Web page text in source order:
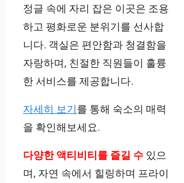
정글 속에 자리 잡은 이곳은 조용
하고 평화로운 분위기를 선사합
니다. 객실은 편안함과 청결함을
자랑하며, 친절한 직원들이 훌륭
한 서비스를 제공합니다.
자세히 보기를 통해 숙소의 매력
을 확인해보세요.
다양한 액티비티를 즐길 수 있으
며, 자연 속에서 힐링하며 프라이